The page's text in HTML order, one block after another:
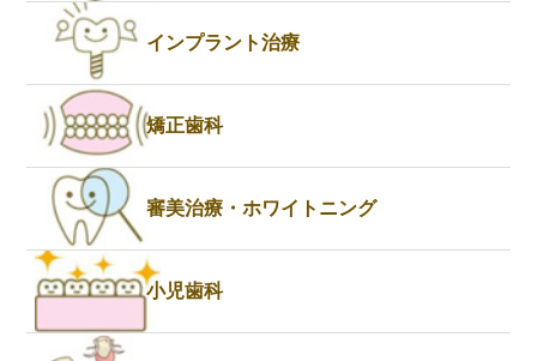
インプラント治療
矯正歯科
審美治療・ホワイトニング
小児歯科